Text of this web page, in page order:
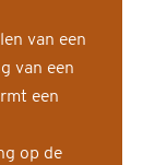
van een
van een
een
op de